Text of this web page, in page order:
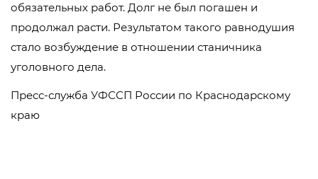
обязательных работ. Долг не был погашен и
продолжал расти. Результатом такого равнодушия
стало возбуждение в отношении станичника
уголовного дела.
Пресс-служба УФССП России по Краснодарскому
краю